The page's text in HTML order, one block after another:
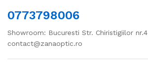
0773798006
Showroom: Bucuresti Str. Chiristigiilor nr.4
contact@zanaoptic.ro